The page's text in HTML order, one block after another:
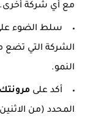
مع أي شركة
سلط الضوء
الشركة التي تضع
النمو.
أكد على
المحدد (من